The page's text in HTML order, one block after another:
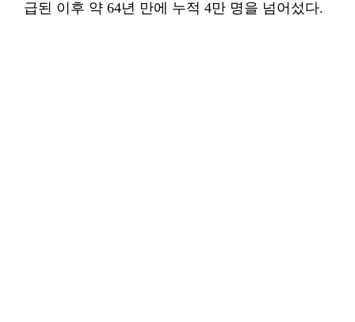
급된 이후 약 64년 만에 누적 4만 명을 넘어섰다.